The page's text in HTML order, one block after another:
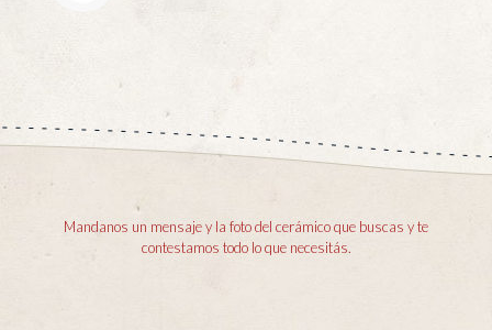
Mandanos un mensaje y la foto del cerámico que buscas y te
contestamos todo lo que necesitás.